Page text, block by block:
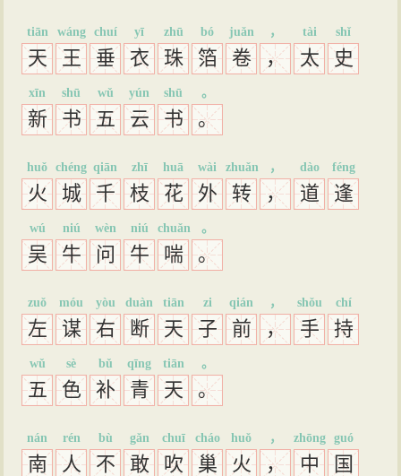
天
tiān
王
wáng
垂
chuí
衣
yī
珠
zhū
箔
bó
卷
juǎn
，
，
太
tài
史
shǐ
新
xīn
书
shū
五
wǔ
云
yún
书
shū
。
。
火
huǒ
城
chéng
千
qiān
枝
zhī
花
huā
外
wài
转
zhuǎn
，
，
道
dào
逢
féng
吴
wú
牛
niú
问
wèn
牛
niú
喘
chuǎn
。
。
左
zuǒ
谋
móu
右
yòu
断
duàn
天
tiān
子
zi
前
qián
，
，
手
shǒu
持
chí
五
wǔ
色
sè
补
bǔ
青
qīng
天
tiān
。
。
南
nán
人
rén
不
bù
敢
gǎn
吹
chuī
巢
cháo
火
huǒ
，
，
中
zhōng
国
guó